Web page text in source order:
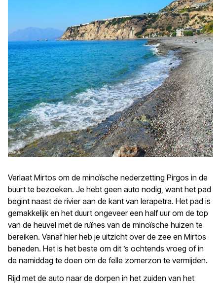
Verlaat Mirtos om de minoïsche nederzetting Pirgos in de
buurt te bezoeken. Je hebt geen auto nodig, want het pad
begint naast de rivier aan de kant van Ierapetra. Het pad is
gemakkelijk en het duurt ongeveer een half uur om de top
van de heuvel met de ruïnes van de minoïsche huizen te
bereiken. Vanaf hier heb je uitzicht over de zee en Mirtos
beneden. Het is het beste om dit ’s ochtends vroeg of in
de namiddag te doen om de felle zomerzon te vermijden.
Rijd met de auto naar de dorpen in het zuiden van het